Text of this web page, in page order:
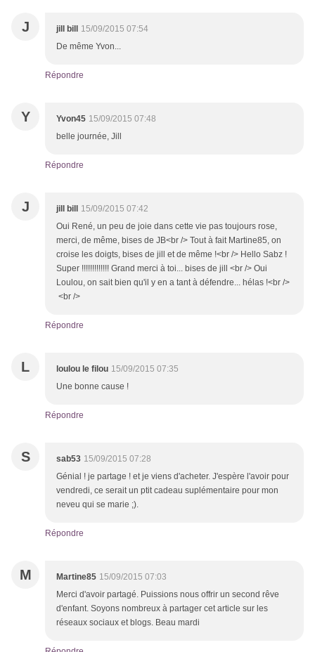
J jill bill
15/09/2015 07:54
De même Yvon...
Répondre
Y Yvon45 15/09/2015 07:48
belle journée, Jill
Répondre
J jill bill
15/09/2015 07:42
Oui René, un peu de joie dans cette vie pas toujours rose,
merci, de même, bises de JB<br /> Tout à fait Martine85, on
croise les doigts, bises de jill et de même !<br /> Hello Sabz !
Super !!!!!!!!!!!!! Grand merci à toi... bises de jill <br /> Oui
Loulou, on sait bien qu'il y en a tant à défendre... hélas !<br />
<br />
Répondre
L loulou le filou 15/09/2015 07:35
Une bonne cause !
Répondre
S sab53 15/09/2015 07:28
Génial ! je partage ! et je viens d'acheter. J'espère l'avoir pour
vendredi, ce serait un ptit cadeau suplémentaire pour mon
neveu qui se marie ;).
Répondre
M Martine85 15/09/2015 07:03
Merci d'avoir partagé. Puissions nous offrir un second rêve
d'enfant. Soyons nombreux à partager cet article sur les
réseaux sociaux et blogs. Beau mardi